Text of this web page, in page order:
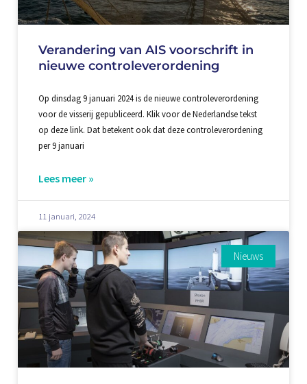
Verandering van AIS voorschrift in
nieuwe controleverordening
Op dinsdag 9 januari 2024 is de nieuwe controleverordening
voor de visserij gepubliceerd. Klik voor de Nederlandse tekst
op deze link. Dat betekent ook dat deze controleverordening
per 9 januari
Lees meer »
11 januari, 2024
Nieuws